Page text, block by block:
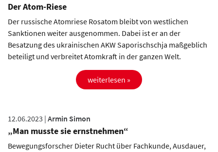
Der Atom-Riese
Der russische Atomriese Rosatom bleibt von westlichen
Sanktionen weiter ausgenommen. Dabei ist er an der
Besatzung des ukrainischen AKW Saporischschja maßgeblich
beteiligt und verbreitet Atomkraft in der ganzen Welt.
weiterlesen »
12.06.2023 | Armin Simon
„Man musste sie ernstnehmen“
Bewegungsforscher Dieter Rucht über Fachkunde, Ausdauer,